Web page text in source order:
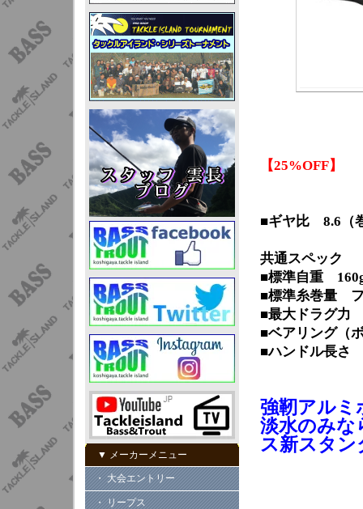
▼ メーカーメニュー
・ 大会エントリー
・ リープス
【25%OFF】
■ギヤ比 8.6（
共通スペック
■標準自重
■標準糸巻量
■最大ドラグ力
■ベアリング（
■ハンドル長さ
強靭アルミ
淡水のみな
ス新スタン